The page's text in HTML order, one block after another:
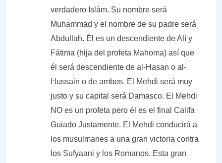
verdadero Islám. Su nombre será
Muhammad y el nombre de su padre será
Abdullah. Él es un descendiente de Alí y
Fátima (hija del profeta Mahoma) así que
él será descendiente de al-Hasan o al-
Hussain o de ambos. El Mehdi será muy
justo y su capital será Damasco. El Mehdi
NO es un profeta pero él es el final Califa
Guiado Justamente. El Mehdi conducirá a
los musulmanes a una gran victoria contra
los Sufyaani y los Romanos. Esta gran